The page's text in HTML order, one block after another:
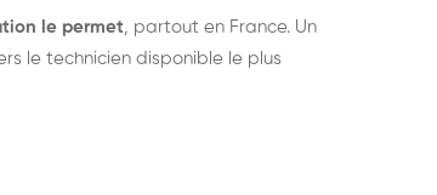
le permet, partout en France. Un
le technicien disponible le plus